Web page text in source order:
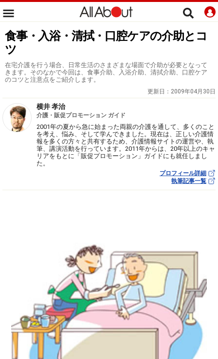
食事・入浴・清拭・口腔ケアの介助とコ
ツ
在宅介護を行う場合、日常生活のさまざまな場面で介助が必要となって
きます。そのなかで今回は、食事介助、入浴介助、清拭介助、口腔ケア
のコツと注意点をご紹介します。
更新日： 2009年04月30日
横井 孝治
介護・販促プロモーション ガイド
2001年の夏から急に始まった両親の介護を通して、多くのこと
を考え、悩み、そして学んできました。現在は、正しい介護情
報を多くの方々と共有するため、介護情報サイトの運営や、執
筆、講演活動を行っています。2011年からは、20年以上のキャ
リアをもとに「販促プロモーション」ガイドにも就任しまし
た。
プロフィール詳細
執筆記事一覧